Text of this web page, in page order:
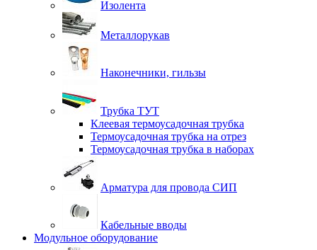
Изолента
Металлорукав
Наконечники, гильзы
Трубка ТУТ
Клеевая термоусадочная трубка
Термоусадочная трубка на отрез
Термоусадочная трубка в наборах
Арматура для провода СИП
Кабельные вводы
Модульное оборудование